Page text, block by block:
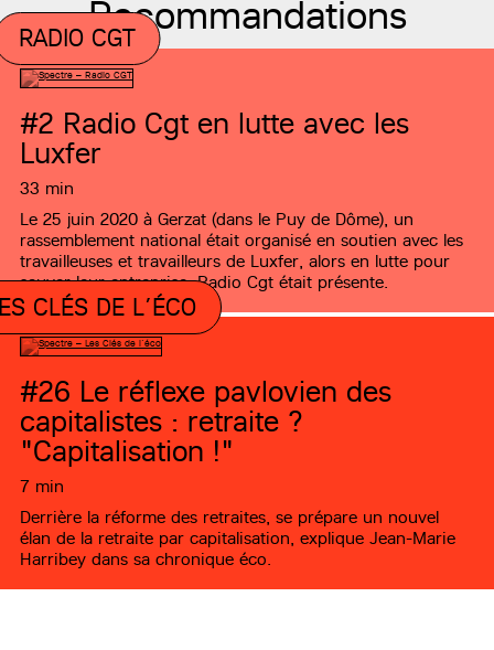
Recommandations
RADIO CGT
#2 Radio Cgt en lutte avec les
Luxfer
33 min
Le 25 juin 2020 à Gerzat (dans le Puy de Dôme), un
rassemblement national était organisé en soutien avec les
travailleuses et travailleurs de Luxfer, alors en lutte pour
sauver leur entreprise. Radio Cgt était présente.
CLÉS DE L’ÉCO
#26 Le réflexe pavlovien des
capitalistes : retraite ?
"Capitalisation !"
7 min
Derrière la réforme des retraites, se prépare un nouvel
élan de la retraite par capitalisation, explique Jean-Marie
Harribey dans sa chronique éco.